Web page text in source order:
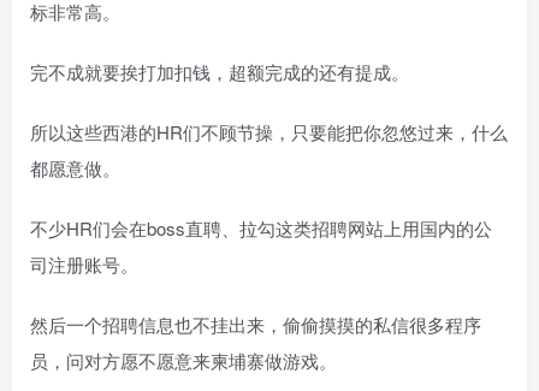
标非常高。
完不成就要挨打加扣钱，超额完成的还有提成。
所以这些西港的HR们不顾节操，只要能把你忽悠过来，什么
都愿意做。
不少HR们会在boss直聘、拉勾这类招聘网站上用国内的公
司注册账号。
然后一个招聘信息也不挂出来，偷偷摸摸的私信很多程序
员，问对方愿不愿意来柬埔寨做游戏。